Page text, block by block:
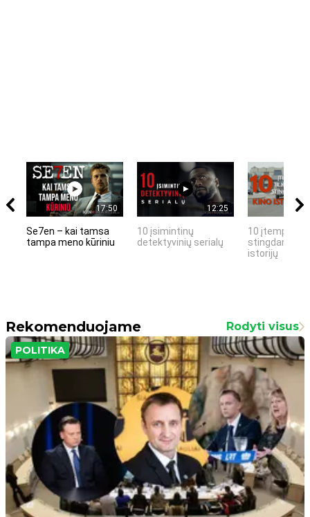
17:50
Se7en – kai tamsa
tampa meno kūriniu
12:25
10 įsimintinų
detektyvinių serialų
10 įtemptų,
stingdančių
istorijų
Rekomenduojame Rodyti visus
POLITIKA